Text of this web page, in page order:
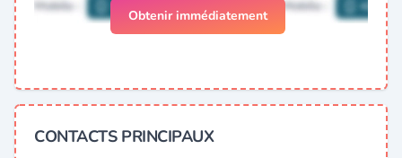
Obtenir immédiatement
CONTACTS PRINCIPAUX